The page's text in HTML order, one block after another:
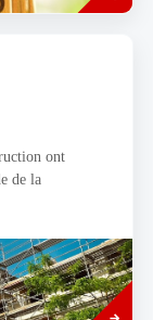
ont
de la
Savoir
plus